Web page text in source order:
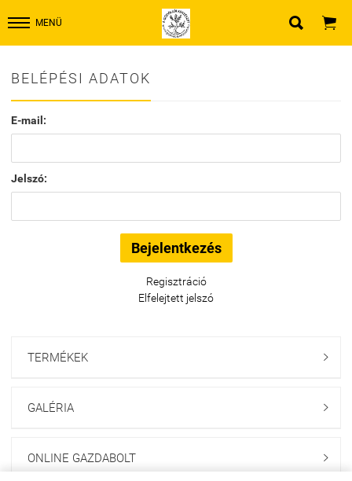
MENÜ  
BELÉPÉSI ADATOK
E-mail:
Jelszó:
Regisztráció
Elfelejtett jelszó
TERMÉKEK 
GALÉRIA 
ONLINE GAZDABOLT 